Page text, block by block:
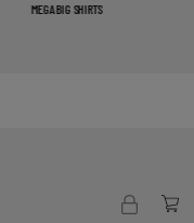
MEGA BIG SHIRTS